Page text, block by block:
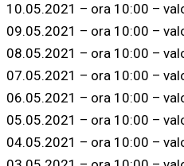
10.05.2021 – ora 10:00 –
09.05.2021 – ora 10:00 –
08.05.2021 – ora 10:00 –
07.05.2021 – ora 10:00 –
06.05.2021 – ora 10:00 –
05.05.2021 – ora 10:00 –
04.05.2021 – ora 10:00 –